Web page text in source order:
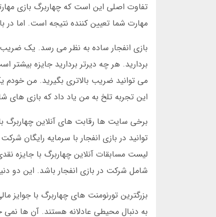
تفاوت اصلی این است که چهاربرگ بازی
مهارت شما تعیین کننده نتیجه است. اما در
بردارید. هر چه دیرتر بردارید جایزه
این تجربه تلخ به من یاد داد که بازی
برخی سایت ها رقابت های آنلاین چهاربرگ
توانید در بازی انفجار با سرمایه
لیست مسابقات آنلاین چهاربرگ با جایزه
شامل شرکت در بازی انفجار باشد. این دو
بزرگترین تورنومنت های چهاربرگ با جوایز
به دنبال محیطی عادلانه هستند. آن ها نمی